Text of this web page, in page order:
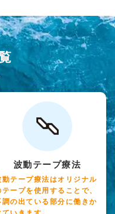
波動テープ療法
動テープ療法はオリジナル
テープを使用することで、
調の出ている部分に働きか